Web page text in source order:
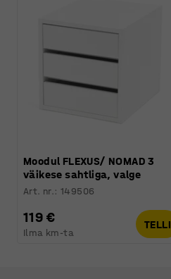
Moodul FLEXUS/ NOMAD 3
väikese sahtliga, valge
Art. nr.:149506
119 €
Ilma km-ta
TELLI